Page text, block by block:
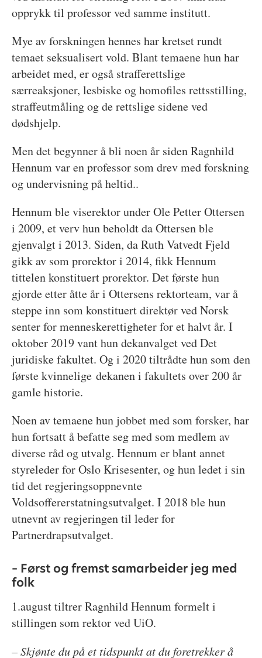
opprykk til professor ved samme institutt.
Mye av forskningen hennes har kretset rundt
temaet seksualisert vold. Blant temaene hun har
arbeidet med, er også strafferettslige
særreaksjoner, lesbiske og homofiles rettsstilling,
straffeutmåling og de rettslige sidene ved
dødshjelp.
Men det begynner å bli noen år siden Ragnhild
Hennum var en professor som drev med forskning
og undervisning på heltid..
Hennum ble viserektor under Ole Petter Ottersen
i 2009, et verv hun beholdt da Ottersen ble
gjenvalgt i 2013. Siden, da Ruth Vatvedt Fjeld
gikk av som prorektor i 2014, fikk Hennum
tittelen konstituert prorektor. Det første hun
gjorde etter åtte år i Ottersens rektorteam, var å
steppe inn som konstituert direktør ved Norsk
senter for menneskerettigheter for et halvt år. I
oktober 2019 vant hun dekanvalget ved Det
juridiske fakultet. Og i 2020 tiltrådte hun som den
første kvinnelige dekanen i fakultets over 200 år
gamle historie.
Noen av temaene hun jobbet med som forsker, har
hun fortsatt å befatte seg med som medlem av
diverse råd og utvalg. Hennum er blant annet
styreleder for Oslo Krisesenter, og hun ledet i sin
tid det regjeringsoppnevnte
Voldsoffererstatningsutvalget. I 2018 ble hun
utnevnt av regjeringen til leder for
Partnerdrapsutvalget.
– Først og fremst samarbeider jeg med
folk
1.august tiltrer Ragnhild Hennum formelt i
stillingen som rektor ved UiO.
– Skjønte du på et tidspunkt at du foretrekker å